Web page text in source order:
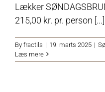
Lækker
215,00 kr. pr. person [...]
By fractils | 19. marts 2025 |
Læs mere